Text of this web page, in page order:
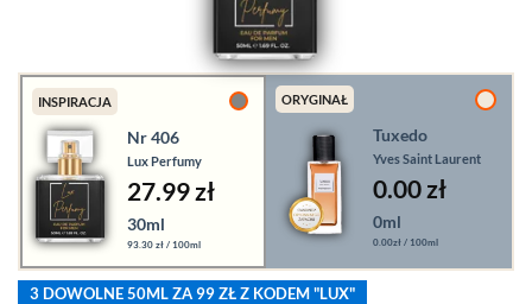
INSPIRACJA
Nr 406
Lux Perfumy
27.99 zł
30ml
93.30 zł / 100ml
ORYGINAŁ
Tuxedo
Yves Saint Laurent
0.00 zł
0ml
0.00zł / 100ml
3 DOWOLNE 50ML ZA 99 ZŁ Z KODEM "LUX"